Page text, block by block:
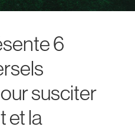
6
susciter
et la